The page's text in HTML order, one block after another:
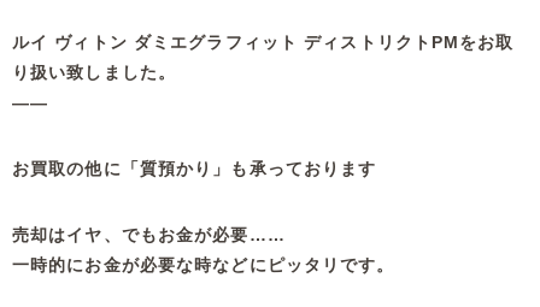
ルイ ヴィトン ダミエグラフィット ディストリクトPMをお取
り扱い致しました。
——
お買取の他に「質預かり」も承っております
売却はイヤ、でもお金が必要……
一時的にお金が必要な時などにピッタリです。